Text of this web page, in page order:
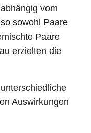
vom
sowohl Paare
Paare
erzielten die
Auswirkungen